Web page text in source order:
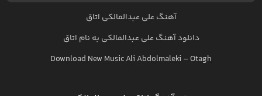
آهنگ علی عبدالمالکی اتاق
دانلود آهنگ علی عبدالمالکی به نام اتاق
Download New MusicAli Abdolmaleki –Otagh